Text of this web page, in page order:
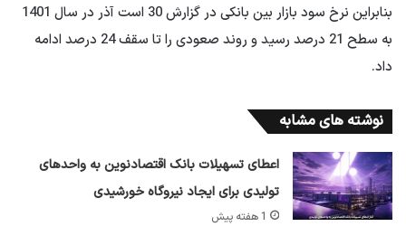
بنابراین نرخ سود بازار بین بانکی در گزارش 30 است آذر در سال 1401
به سطح 21 درصد رسید و روند صعودی را تا سقف 24 درصد ادامه
داد.
نوشته های مشابه
اعطای تسهیلات بانک اقتصادنوین به واحدهای
تولیدی برای ایجاد نیروگاه خورشیدی
1 هفته پیش